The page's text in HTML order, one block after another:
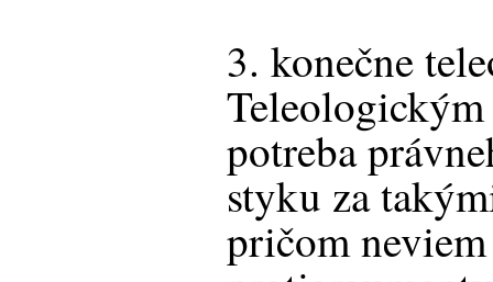
3. konečne
potreba
styku za
pričom